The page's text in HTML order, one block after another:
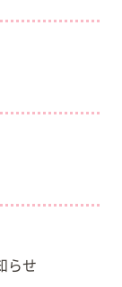
らせ